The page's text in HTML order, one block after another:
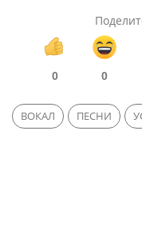
0 0
ВОКАЛ ПЕСНИ